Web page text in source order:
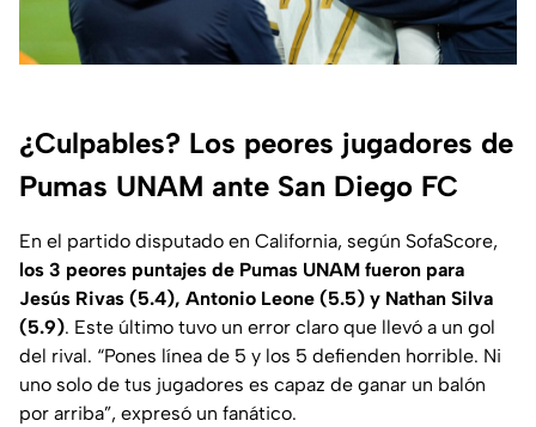
¿Culpables? Los peores jugadores de
Pumas UNAM ante San Diego FC
En el partido disputado en California, según SofaScore,
los 3 peores puntajes de Pumas UNAM fueron para
Jesús Rivas (5.4), Antonio Leone (5.5) y Nathan Silva
(5.9). Este último tuvo un error claro que llevó a un gol
del rival. “Pones línea de 5 y los 5 defienden horrible. Ni
uno solo de tus jugadores es capaz de ganar un balón
por arriba”, expresó un fanático.